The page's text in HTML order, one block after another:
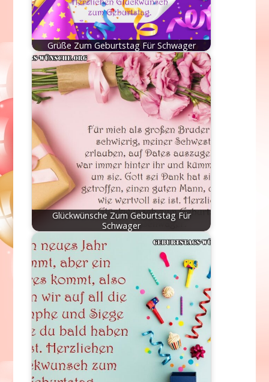
Grüße Zum Geburtstag Für Schwager
Glückwünsche Zum Geburtstag Für
Schwager